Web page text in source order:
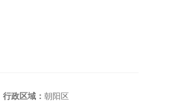
行政区域： 朝阳区